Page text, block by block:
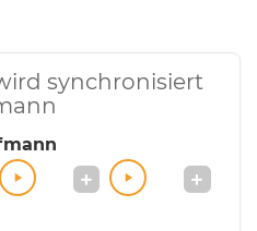
synchronisiert